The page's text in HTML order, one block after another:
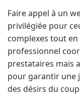
Faire appel à un
privilégiée pour
complexes tout
professionnel
prestataires mais
pour garantir une
des désirs du